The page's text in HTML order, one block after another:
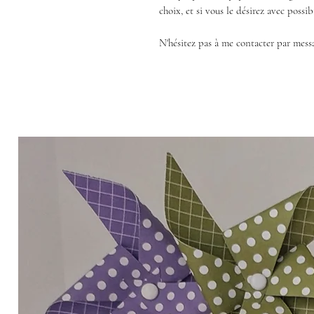
choix, et si vous le désirez avec
N'hésitez pas à me contacter par